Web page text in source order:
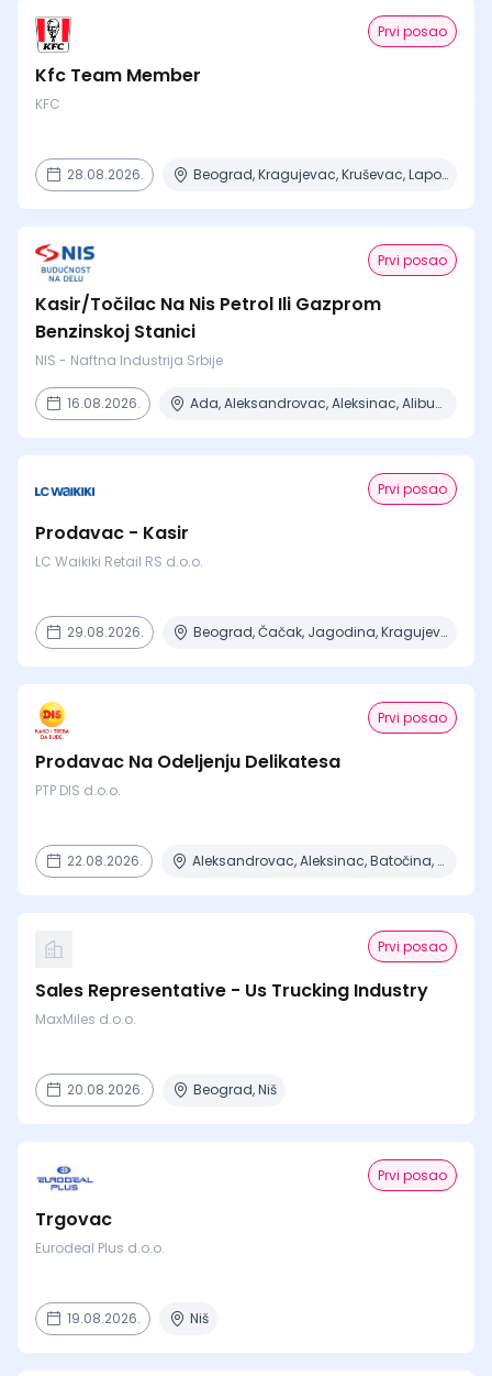
Prvi posao
Kfc Team Member
KFC
28.08.2026. Beograd, Kragujevac, Kruševac, Lapovo, Niš + 4 mesta
Prvi posao
Kasir/Točilac Na Nis Petrol Ili Gazprom
Benzinskoj Stanici
NIS - Naftna Industrija Srbije
16.08.2026. Ada, Aleksandrovac, Aleksinac, Alibunar, Apatin + 206 mesta
Prvi posao
Prodavac - Kasir
LC Waikiki Retail RS d.o.o.
29.08.2026. Beograd, Čačak, Jagodina, Kragujevac, Kruševac + 15 mesta
Prvi posao
Prodavac Na Odeljenju Delikatesa
PTP DIS d.o.o.
22.08.2026. Aleksandrovac, Aleksinac, Batočina, Beograd, Čačak + 15 mesta
Prvi posao
Sales Representative - Us Trucking Industry
MaxMiles d.o.o.
20.08.2026. Beograd, Niš
Prvi posao
Trgovac
Eurodeal Plus d.o.o.
19.08.2026. Niš